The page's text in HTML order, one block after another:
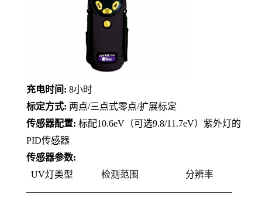
充电时间 : 8小时
标定方式: 两点/三点式零点/扩展标定
传感器配置: 标配10.6eV （可选9.8/11.7eV）紫外灯的
PID传感器
传感器参数:
UV灯类型 检测范围 分辨率
——————————————————————